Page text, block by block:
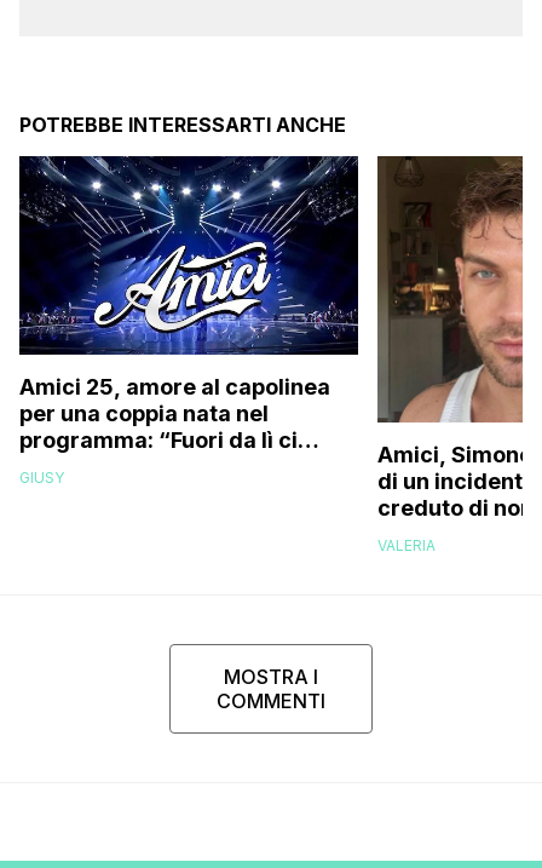
POTREBBE INTERESSARTI ANCHE
Amici 25, amore al capolinea
per una coppia nata nel
programma: “Fuori da lì ci
siamo resi conto che…”
GIUSY
Amici, Simone
di un incidente
creduto di
più la mia
VALERIA
MOSTRA I
COMMENTI